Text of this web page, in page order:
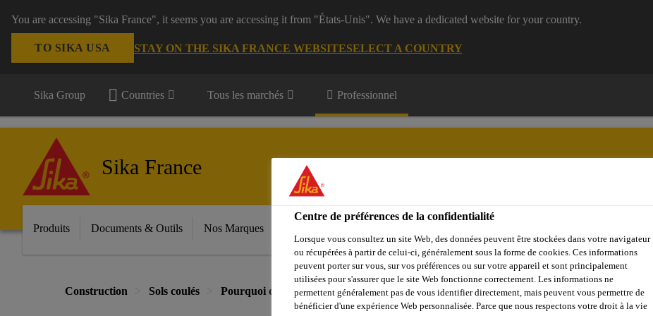
You are accessing "Sika France", it seems you are accessing it from "États-Unis". We have a dedicated website for your country.
TO SIKA USA STAY ON THE SIKA FRANCE WEBSITESELECT A COUNTRY
Sika Group Countries Tous les marchés Professionnel
Sika France
Produits Documents & Outils Nos Marques
Construction Sols coulés Pourquoi choisir de la résine décorative ? Effet marbré Sikafloor®-3000 FX
Centre de préférences de la confidentialité
Lorsque vous consultez un site Web, des données peuvent être stockées dans votre navigateur
ou récupérées à partir de celui-ci, généralement sous la forme de cookies. Ces informations
peuvent porter sur vous, sur vos préférences ou sur votre appareil et sont principalement
utilisées pour s'assurer que le site Web fonctionne correctement. Les informations ne
permettent généralement pas de vous identifier directement, mais peuvent vous permettre de
bénéficier d'une expérience Web personnalisée. Parce que nous respectons votre droit à la vie